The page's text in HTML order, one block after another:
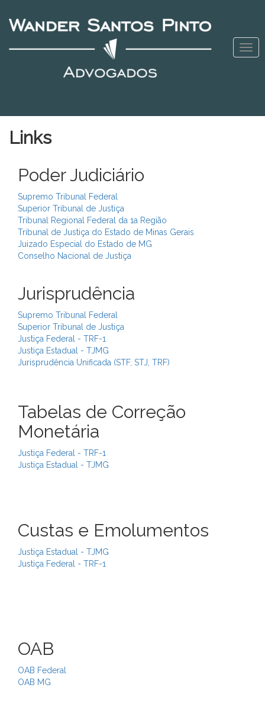
Links
Poder Judiciário
Supremo Tribunal Federal
Superior Tribunal de Justiça
Tribunal Regional Federal da 1a Região
Tribunal de Justiça do Estado de Minas Gerais
Juizado Especial do Estado de MG
Conselho Nacional de Justiça
Jurisprudência
Supremo Tribunal Federal
Superior Tribunal de Justiça
Justiça Federal - TRF-1
Justiça Estadual - TJMG
Jurisprudência Unificada (STF, STJ, TRF)
Tabelas de Correção
Monetária
Justiça Federal - TRF-1
Justiça Estadual - TJMG
Custas e Emolumentos
Justiça Estadual - TJMG
Justiça Federal - TRF-1
OAB
OAB Federal
OAB MG